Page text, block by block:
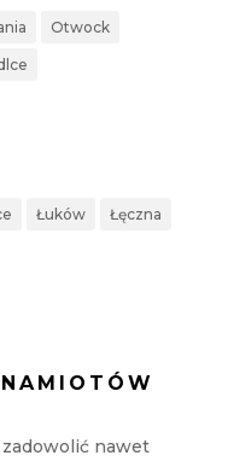
Otwock
Łuków Łęczna
zadowolić nawet